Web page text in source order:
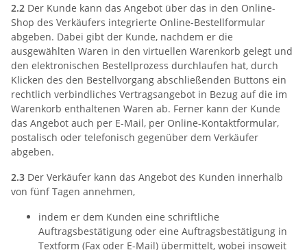
2.2 Der Kunde kann das Angebot über das in den Online-
Shop des Verkäufers integrierte Online-Bestellformular
abgeben. Dabei gibt der Kunde, nachdem er die
ausgewählten Waren in den virtuellen Warenkorb gelegt und
den elektronischen Bestellprozess durchlaufen hat, durch
Klicken des den Bestellvorgang abschließenden Buttons ein
rechtlich verbindliches Vertragsangebot in Bezug auf die im
Warenkorb enthaltenen Waren ab. Ferner kann der Kunde
das Angebot auch per E-Mail, per Online-Kontaktformular,
postalisch oder telefonisch gegenüber dem Verkäufer
abgeben.
2.3 Der Verkäufer kann das Angebot des Kunden innerhalb
von fünf Tagen annehmen,
indem er dem Kunden eine schriftliche
Auftragsbestätigung oder eine Auftragsbestätigung in
Textform (Fax oder E-Mail) übermittelt, wobei insoweit